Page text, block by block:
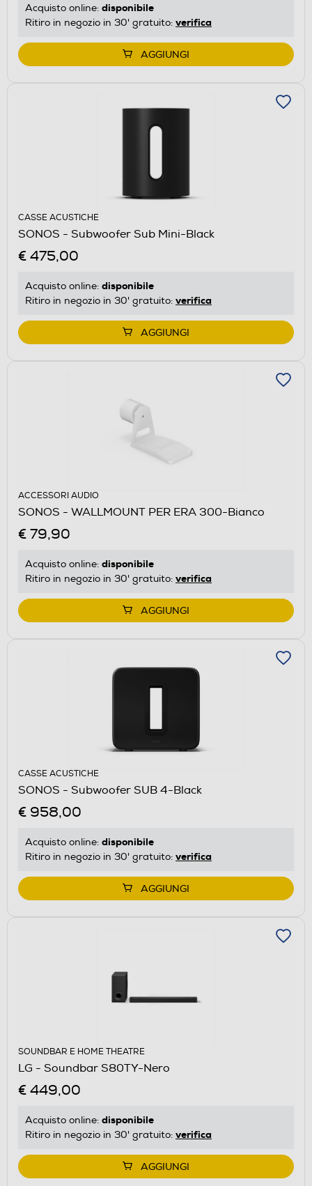
Acquisto online: disponibile
Ritiro in negozio in 30' gratuito: verifica
AGGIUNGI
CASSE ACUSTICHE
SONOS - Subwoofer Sub Mini-Black
€ 475,00
Acquisto online: disponibile
Ritiro in negozio in 30' gratuito: verifica
AGGIUNGI
ACCESSORI AUDIO
SONOS - WALLMOUNT PER ERA 300-Bianco
€ 79,90
Acquisto online: disponibile
Ritiro in negozio in 30' gratuito: verifica
AGGIUNGI
CASSE ACUSTICHE
SONOS - Subwoofer SUB 4-Black
€ 958,00
Acquisto online: disponibile
Ritiro in negozio in 30' gratuito: verifica
AGGIUNGI
SOUNDBAR E HOME THEATRE
LG - Soundbar S80TY-Nero
€ 449,00
Acquisto online: disponibile
Ritiro in negozio in 30' gratuito: verifica
AGGIUNGI